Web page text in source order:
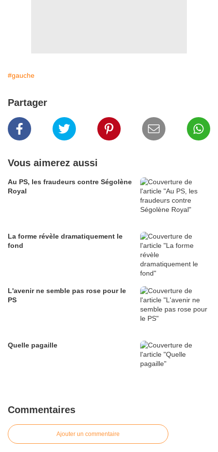
#gauche
Partager
Vous aimerez aussi
Au PS, les fraudeurs contre Ségolène
Royal
La forme révèle dramatiquement le
fond
L'avenir ne semble pas rose pour le
PS
Quelle pagaille
Commentaires
Ajouter un commentaire